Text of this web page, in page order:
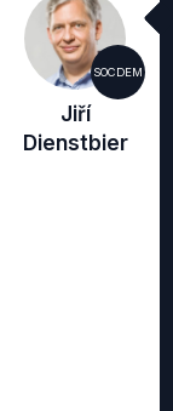
SOCDEM
Jiří
Dienstbier